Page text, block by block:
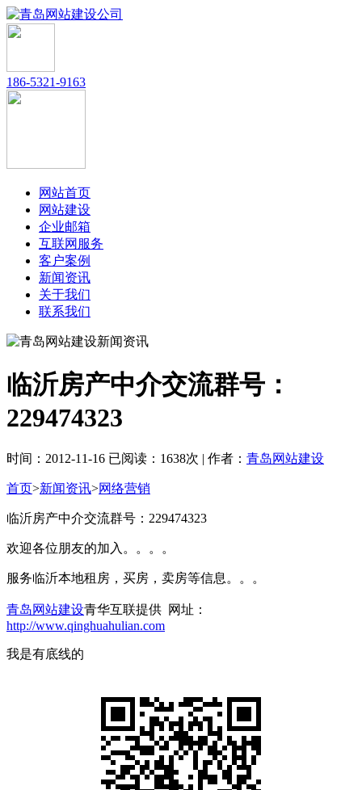
186-5321-9163
网站首页
网站建设
企业邮箱
互联网服务
客户案例
新闻资讯
关于我们
联系我们
临沂房产中介交流群号：
229474323
时间：2012-11-16 已阅读：1638次 | 作者： 青岛网站建设
首页>新闻资讯>网络营销
临沂房产中介交流群号：229474323
欢迎各位朋友的加入。。。。
服务临沂本地租房，买房，卖房等信息。。。
青岛网站建设青华互联提供 网址：
http://www.qinghuahulian.com
我是有底线的